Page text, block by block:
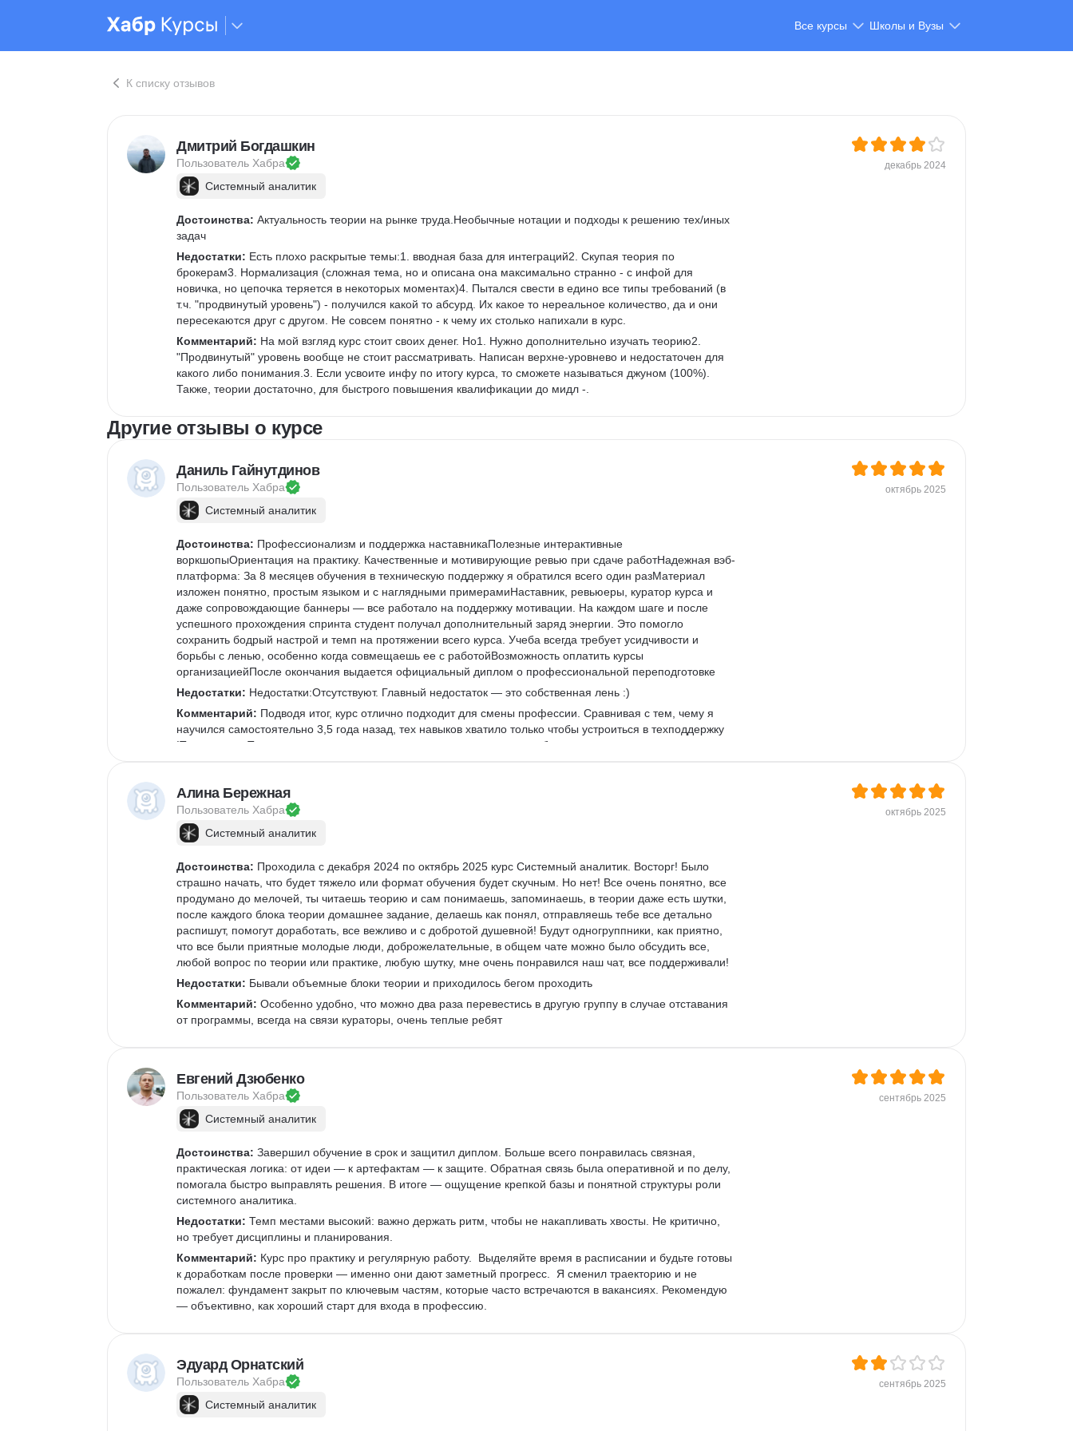
Все курсы Школы и Вузы
К списку отзывов
Дмитрий Богдашкин
Пользователь Хабра декабрь 2024
Системный аналитик
Достоинства: Актуальность теории на рынке труда.Необычные нотации и подходы к решению тех/иных
задач
Недостатки: Есть плохо раскрытые темы:1. вводная база для интеграций2. Скупая теория по
брокерам3. Нормализация (сложная тема, но и описана она максимально странно - с инфой для
новичка, но цепочка теряется в некоторых моментах)4. Пытался свести в едино все типы требований (в
т.ч. "продвинутый уровень") - получился какой то абсурд. Их какое то нереальное количество, да и они
пересекаются друг с другом. Не совсем понятно - к чему их столько напихали в курс.
Комментарий: На мой взгляд курс стоит своих денег. Но1. Нужно дополнительно изучать теорию2.
"Продвинутый" уровень вообще не стоит рассматривать. Написан верхне-уровнево и недостаточен для
какого либо понимания.3. Если усвоите инфу по итогу курса, то сможете называться джуном (100%).
Также, теории достаточно, для быстрого повышения квалификации до мидл -.
Другие отзывы о курсе
Даниль Гайнутдинов
Пользователь Хабра октябрь 2025
Системный аналитик
Достоинства: Профессионализм и поддержка наставникаПолезные интерактивные
воркшопыОриентация на практику. Качественные и мотивирующие ревью при сдаче работНадежная вэб-
платформа: За 8 месяцев обучения в техническую поддержку я обратился всего один разМатериал
изложен понятно, простым языком и с наглядными примерамиНаставник, ревьюеры, куратор курса и
даже сопровождающие баннеры — все работало на поддержку мотивации. На каждом шаге и после
успешного прохождения спринта студент получал дополнительный заряд энергии. Это помогло
сохранить бодрый настрой и темп на протяжении всего курса. Учеба всегда требует усидчивости и
борьбы с ленью, особенно когда совмещаешь ее с работойВозможность оплатить курсы
организациейПосле окончания выдается официальный диплом о профессиональной переподготовке
Недостатки: Недостатки:Отсутствуют. Главный недостаток — это собственная лень :)
Комментарий: Подводя итог, курс отлично подходит для смены профессии. Сравнивая с тем, чему я
научился самостоятельно 3,5 года назад, тех навыков хватило только чтобы устроиться в техподдержку
IT-компании. Теперь же у меня есть уверенность в том, что я могу побороться за вакансии посерьезнее:
Алина Бережная
Пользователь Хабра октябрь 2025
Системный аналитик
Достоинства: Проходила с декабря 2024 по октябрь 2025 курс Системный аналитик. Восторг! Было
страшно начать, что будет тяжело или формат обучения будет скучным. Но нет! Все очень понятно, все
продумано до мелочей, ты читаешь теорию и сам понимаешь, запоминаешь, в теории даже есть шутки,
после каждого блока теории домашнее задание, делаешь как понял, отправляешь тебе все детально
распишут, помогут доработать, все вежливо и с добротой душевной! Будут одногруппники, как приятно,
что все были приятные молодые люди, доброжелательные, в общем чате можно было обсудить все,
любой вопрос по теории или практике, любую шутку, мне очень понравился наш чат, все поддерживали!
Недостатки: Бывали объемные блоки теории и приходилось бегом проходить
Комментарий: Особенно удобно, что можно два раза перевестись в другую группу в случае отставания
от программы, всегда на связи кураторы, очень теплые ребят
Евгений Дзюбенко
Пользователь Хабра сентябрь 2025
Системный аналитик
Достоинства: Завершил обучение в срок и защитил диплом. Больше всего понравилась связная,
практическая логика: от идеи — к артефактам — к защите. Обратная связь была оперативной и по делу,
помогала быстро выправлять решения. В итоге — ощущение крепкой базы и понятной структуры роли
системного аналитика.
Недостатки: Темп местами высокий: важно держать ритм, чтобы не накапливать хвосты. Не критично,
но требует дисциплины и планирования.
Комментарий: Курс про практику и регулярную работу.  Выделяйте время в расписании и будьте готовы
к доработкам после проверки — именно они дают заметный прогресс.  Я сменил траекторию и не
пожалел: фундамент закрыт по ключевым частям, которые часто встречаются в вакансиях. Рекомендую
— объективно, как хороший старт для входа в профессию.
Эдуард Орнатский
Пользователь Хабра сентябрь 2025
Системный аналитик